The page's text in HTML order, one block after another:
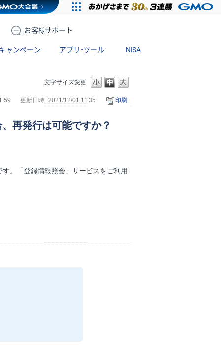
お客様サポート
キャンペーン アプリ・ツール NISA
文字サイズ変更
更新日時 : 2021/12/01 11:35 印刷
再発行は可能ですか？
。「登録情報照会」サービスをご利用